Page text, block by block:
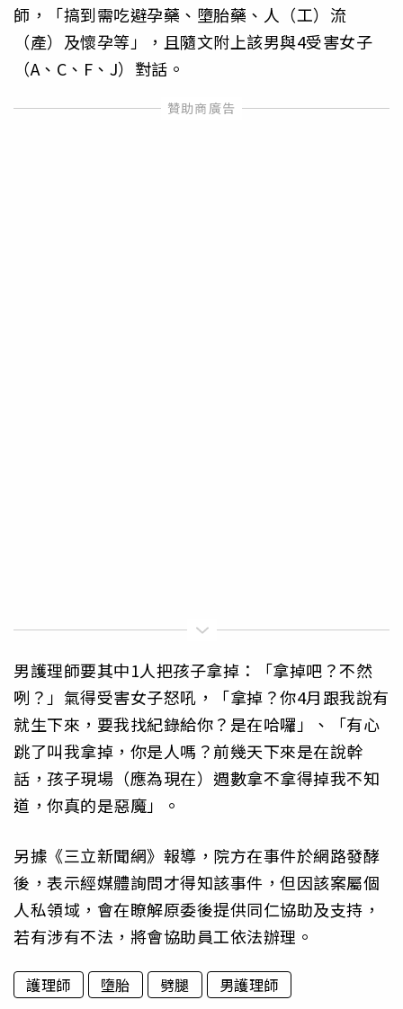
師，「搞到需吃避孕藥、墮胎藥、人（工）流
（產）及懷孕等」，且隨文附上該男與4受害女子
（A、C、F、J）對話。
男護理師要其中1人把孩子拿掉：「拿掉吧？不然
咧？」氣得受害女子怒吼，「拿掉？你4月跟我說有
就生下來，要我找紀錄給你？是在哈囉」、「有心
跳了叫我拿掉，你是人嗎？前幾天下來是在說幹
話，孩子現場（應為現在）週數拿不拿得掉我不知
道，你真的是惡魔」。
另據《三立新聞網》報導，院方在事件於網路發酵
後，表示經媒體詢問才得知該事件，但因該案屬個
人私領域，會在瞭解原委後提供同仁協助及支持，
若有涉有不法，將會協助員工依法辦理。
護理師 墮胎 劈腿
男護理師